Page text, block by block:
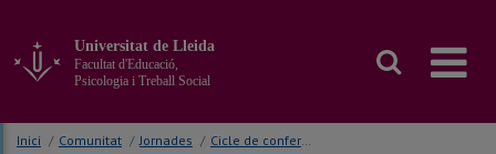
contingut
principal
la
pàgina
Universitat de Lleida
Facultat d'Educació,
Psicologia i Treball Social
Inici / Comunitat / Jornades / Cicle de conferències sobre drets socials